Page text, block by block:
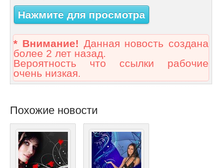
Нажмите для просмотра
* Внимание! Данная новость создана
более 2 лет назад.
Вероятность что ссылки рабочие
очень низкая.
Похожие новости